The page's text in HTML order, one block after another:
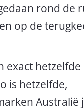
rond de
op de
exact
is hetzelfde,
Australië